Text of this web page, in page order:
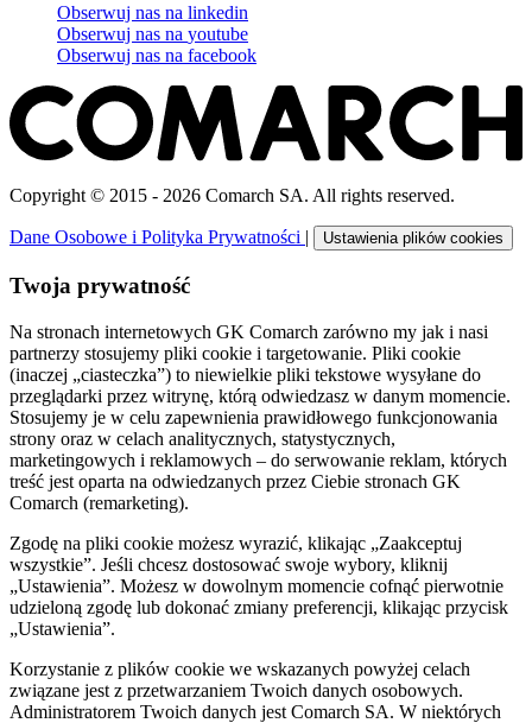
Obserwuj nas na linkedin
Obserwuj nas na youtube
Obserwuj nas na facebook
Copyright © 2015 - 2026 Comarch SA. All rights reserved.
Dane Osobowe i Polityka Prywatności | Ustawienia plików cookies
Twoja prywatność
Na stronach internetowych GK Comarch zarówno my jak i nasi
partnerzy stosujemy pliki cookie i targetowanie. Pliki cookie
(inaczej „ciasteczka”) to niewielkie pliki tekstowe wysyłane do
przeglądarki przez witrynę, którą odwiedzasz w danym momencie.
Stosujemy je w celu zapewnienia prawidłowego funkcjonowania
strony oraz w celach analitycznych, statystycznych,
marketingowych i reklamowych – do serwowanie reklam, których
treść jest oparta na odwiedzanych przez Ciebie stronach GK
Comarch (remarketing).
Zgodę na pliki cookie możesz wyrazić, klikając „Zaakceptuj
wszystkie”. Jeśli chcesz dostosować swoje wybory, kliknij
„Ustawienia”. Możesz w dowolnym momencie cofnąć pierwotnie
udzieloną zgodę lub dokonać zmiany preferencji, klikając przycisk
„Ustawienia”.
Korzystanie z plików cookie we wskazanych powyżej celach
związane jest z przetwarzaniem Twoich danych osobowych.
Administratorem Twoich danych jest Comarch SA. W niektórych